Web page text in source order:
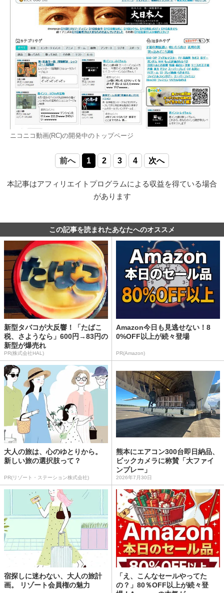
ニコニコ動画(RC)の開発中のトップページ
前へ 1 2 3 4 次へ
本記事はアフィリエイトプログラムによる収益を得ている場合
があります
この記事を読まれたあなたへのオススメ
新型タバコが大反響！「たばこ
税、さようなら」600円→83円の
新型が爆売れ
PR(株式会社HAL)
Amazon今日も見逃せない！8
0%OFF以上が続々登場
PR(Amazon)
大人の旅は、心のゆとりから。
新しい旅の選択肢って？
PR(リゾート・ステーション株式会社)
熊本にエアコン300台即日納品、
ビックカメラに称賛「大ファイ
ンプレー」
2026年7月30日
宿探しに迷わない、大人の旅計
画。 リゾート会員権の魅力
「え、こんなセールやってた
の？」80％OFF以上が続々登